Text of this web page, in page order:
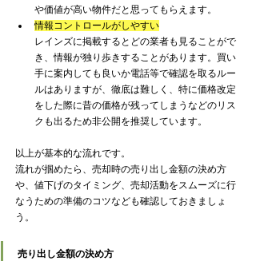
や価値が高い物件だと思ってもらえます。
情報コントロールがしやすい
レインズに掲載するとどの業者も見ることがで
き、情報が独り歩きすることがあります。買い
手に案内しても良いか電話等で確認を取るルー
ルはありますが、徹底は難しく、特に価格改定
をした際に昔の価格が残ってしまうなどのリス
クも出るため非公開を推奨しています。
以上が基本的な流れです。
流れが掴めたら、売却時の売り出し金額の決め方
や、値下げのタイミング、売却活動をスムーズに行
なうための準備のコツなども確認しておきましょ
う。
売り出し金額の決め方